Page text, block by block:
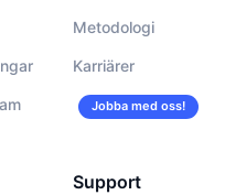
Metodologi
Karriärer
Jobba med oss!
Support